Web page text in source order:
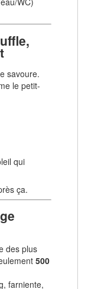
savoure.
le petit-
qui
ça.
des plus
500
farniente,